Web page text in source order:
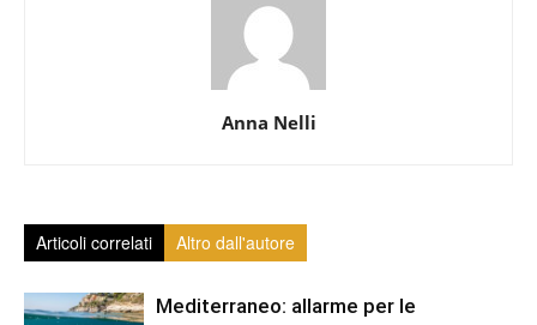
Anna Nelli
Articoli correlati Altro dall'autore
Mediterraneo: allarme per le